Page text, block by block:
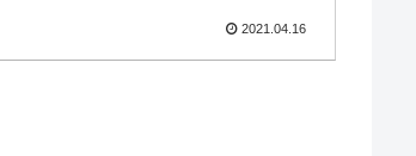
2021.04.16